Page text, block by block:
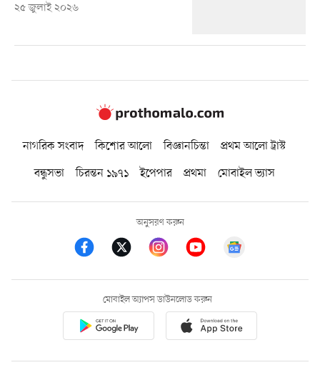
২৫ জুলাই ২০২৬
নাগরিক সংবাদ কিশোর আলো বিজ্ঞানচিন্তা
প্রথম আলো ট্রাস্ট
বন্ধুসভা
চিরন্তন ১৯৭১ ইপেপার প্রথমা মোবাইল ভ্যাস
অনুসরণ করুন
মোবাইল অ্যাপস ডাউনলোড করুন